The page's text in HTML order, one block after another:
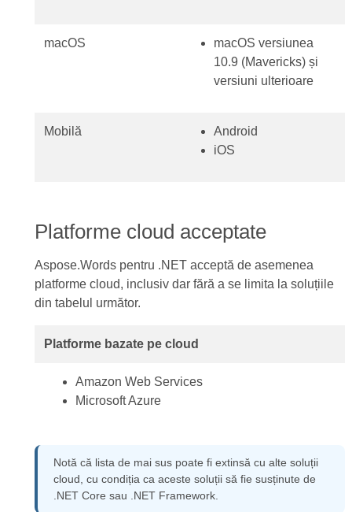
macOS
macOS versiunea
10.9 (Mavericks) și
versiuni ulterioare
Mobilă
Android
iOS
Platforme cloud acceptate
Aspose.Words pentru .NET acceptă de asemenea
platforme cloud, inclusiv dar fără a se limita la soluțiile
din tabelul următor.
Platforme bazate pe cloud
Amazon Web Services
Microsoft Azure
Notă că lista de mai sus poate fi extinsă cu alte soluții
cloud, cu condiția ca aceste soluții să fie susținute de
.NET Core sau .NET Framework.